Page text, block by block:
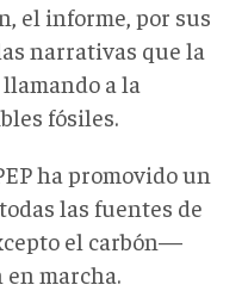
el informe, por sus
narrativas que la
a la
fósiles.
ha promovido un
las fuentes de
el carbón—
marcha.